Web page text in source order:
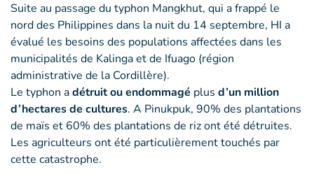
Suite au passage du typhon Mangkhut, qui a frappé le
nord des Philippines dans la nuit du 14 septembre, HI a
évalué les besoins des populations affectées dans les
municipalités de Kalinga et de Ifuago (région
administrative de la Cordillère).
Le typhon adétruit ou endommagé plus d’un million
d’hectares de cultures. A Pinukpuk, 90% des plantations
de maïs et 60% des plantations de riz ont été détruites.
Les agriculteurs ont été particulièrement touchés par
cette catastrophe.